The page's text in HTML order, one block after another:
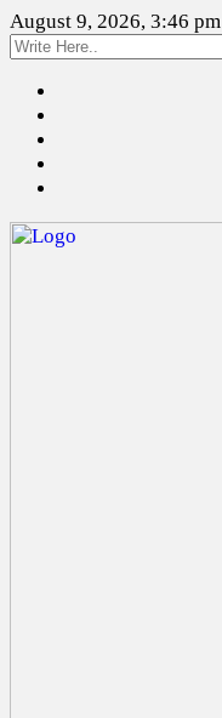
August 9, 2026, 3:46 pm